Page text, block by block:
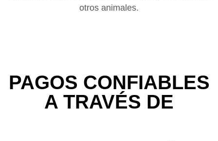
otros animales.
PAGOS CONFIABLES
A TRAVÉS DE